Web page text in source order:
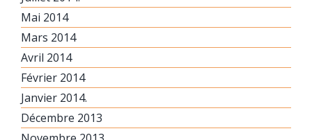
Mai 2014
Mars 2014
Avril 2014
Février 2014
Janvier 2014.
Décembre 2013